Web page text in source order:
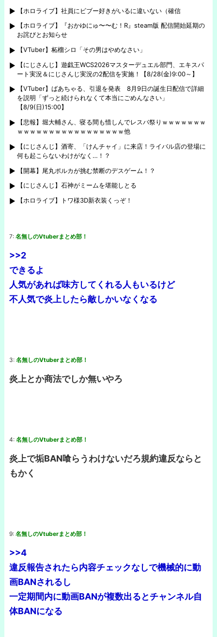
【ホロライブ】社員にビブー好きがいるに違いない（確信
【ホロライブ】『おかゆにゅ〜〜む！R』steam版 配信開始延期の
お詫びとお知らせ
【VTuber】柘榴シロ「その男はやめなさい」
【にじさんじ】遊戯王WCS2026マスターデュエル部門、エキスパ
ート実況＆にじさんじ実況の2配信を実施！【8/28(金)9:00～】
【VTuber】ばあちゃる、引退を発表 8月9日の誕生日配信で詳細
を説明「ずっと続けられなくて本当にごめんなさい」
【8/9(日)15:00】
【悲報】堀大輔さん、寝る間も惜しんでレスバ祭りｗｗｗｗｗｗｗ
ｗｗｗｗｗｗｗｗｗｗｗｗｗｗｗｗｗ他
【にじさんじ】酒寄、「けんチャイ」に来店！ライバル店の登場に
何も起こらないわけがなく…！？
【開幕】尾丸ポルカが挑む禁断のデスゲーム！？
【にじさんじ】石神がミームを堪能しとる
【ホロライブ】トワ様3D新衣装くっぞ！
7: 名無しのVtuberまとめ部！
>>2
できるよ
人気があれば味方してくれる人もいるけど
不人気で炎上したら敵しかいなくなる
3: 名無しのVtuberまとめ部！
炎上とか商法でしか無いやろ
4: 名無しのVtuberまとめ部！
炎上で垢BAN喰らうわけないだろ規約違反ならと
もかく
9: 名無しのVtuberまとめ部！
>>4
違反報告されたら内容チェックなしで機械的に動
画BANされるし
一定期間内に動画BANが複数出るとチャンネル自
体BANになる